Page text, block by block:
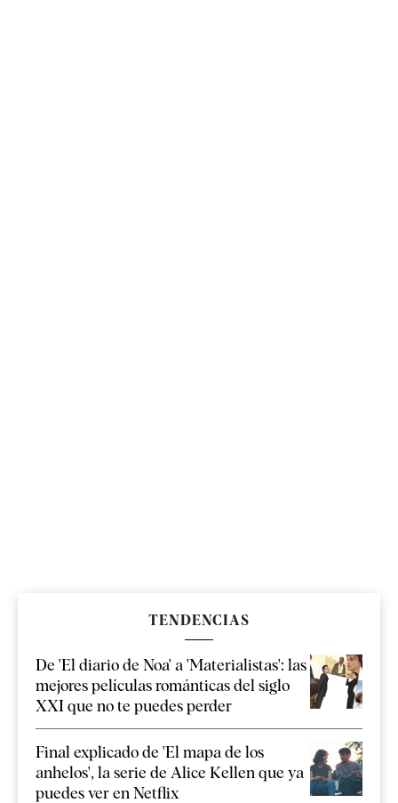
TENDENCIAS
De 'El diario de Noa' a 'Materialistas': las
mejores películas románticas del siglo
XXI que no te puedes perder
Final explicado de 'El mapa de los
anhelos', la serie de Alice Kellen que ya
puedes ver en Netflix